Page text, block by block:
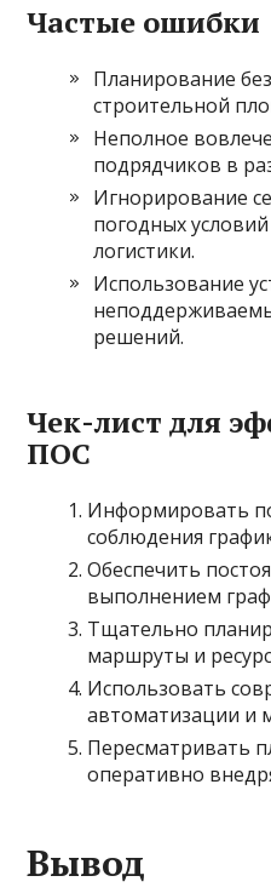
Частые ошибки
Планирование
строительной
Неполное
подрядчиков в
Игнорирование
погодных
логистики.
Использование
решений.
Чек-лист для
ПОС
Информировать
соблюдения
Обеспечить
выполнением
Тщательно
маршруты и
Использовать
автоматизации и
Пересматривать
оперативно
Вывод